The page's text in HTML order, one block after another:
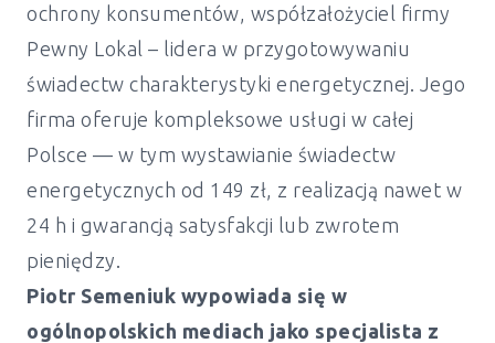
ochrony konsumentów, współzałożyciel firmy
Pewny Lokal – lidera w przygotowywaniu
świadectw charakterystyki energetycznej. Jego
firma oferuje kompleksowe usługi w całej
Polsce — w tym wystawianie świadectw
energetycznych od 149 zł, z realizacją nawet w
24 h i gwarancją satysfakcji lub zwrotem
pieniędzy.
Piotr Semeniuk wypowiada się w
ogólnopolskich mediach jako specjalista z